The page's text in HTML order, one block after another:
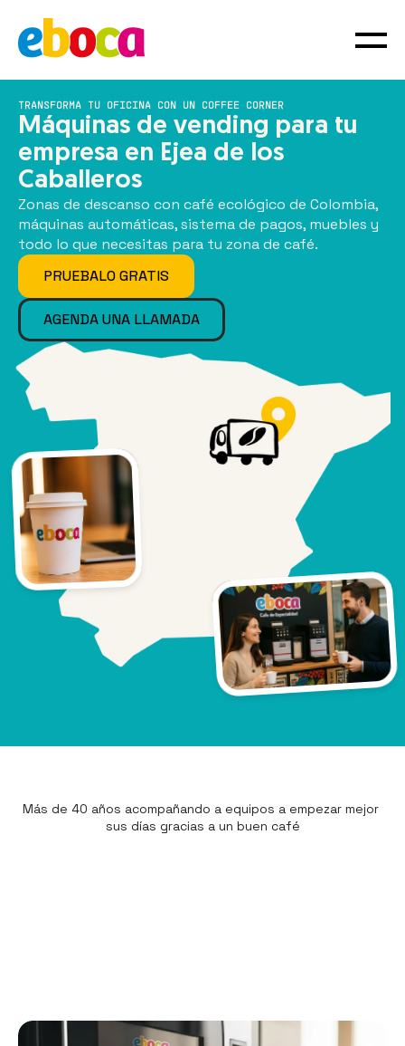
TRANSFORMA TU OFICINA CON UN COFFEE CORNER
Máquinas de vending para tu
empresa en Ejea de los
Caballeros
Zonas de descanso con café ecológico de Colombia,
máquinas automáticas, sistema de pagos, muebles y
todo lo que necesitas para tu zona de café.
PRUEBALO GRATIS
AGENDA UNA LLAMADA
Más de 40 años acompañando a equipos a empezar mejor
sus días gracias a un buen café